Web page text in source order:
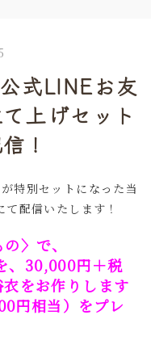
式LINEお友
上げセット
！
特別セットになった当
て配信いたします！
〉で、
、30,000円＋税
をお作りします
円相当）をプレ